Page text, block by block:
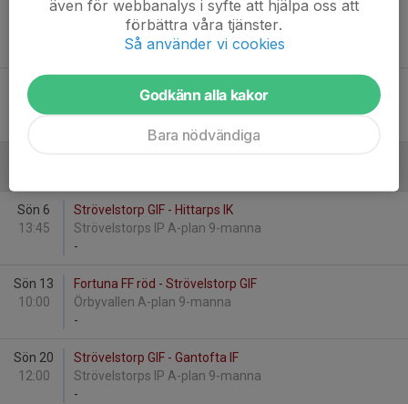
Sön 23
Skäldervikens IF - Strövelstorp GIF
Skäldervikens IP B-plan 9-manna
Fre 28
18:00
Strövelstorp GIF - Höganäs BK
Strövelstorps IP A-plan 9-manna
Sön 6
13:45
Strövelstorp GIF - Hittarps IK
Strövelstorps IP A-plan 9-manna
-
Sön 13
10:00
Fortuna FF röd - Strövelstorp GIF
Örbyvallen A-plan 9-manna
-
Sön 20
12:00
Strövelstorp GIF - Gantofta IF
Strövelstorps IP A-plan 9-manna
-
även för webbanalys i syfte att hjälpa oss att
förbättra våra tjänster.
Så använder vi cookies
Godkänn alla kakor
Bara nödvändiga